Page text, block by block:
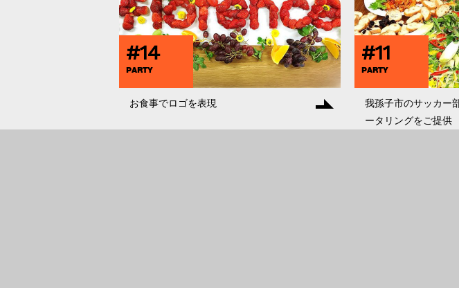
#14
PARTY
お食事でロゴを表現
#11
PARTY
我孫子市のサッカー
ータリングをご提供